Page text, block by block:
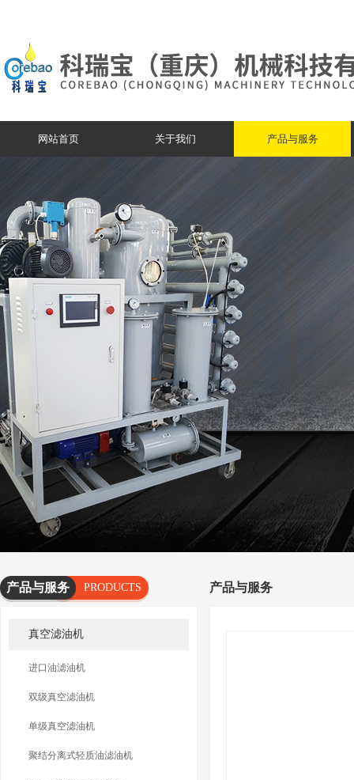
网站首页 关于我们 产品与服务
产品与服务
PRODUCTS
真空滤油机
进口油滤油机
双级真空滤油机
单级真空滤油机
聚结分离式轻质油滤油机
产品与服务